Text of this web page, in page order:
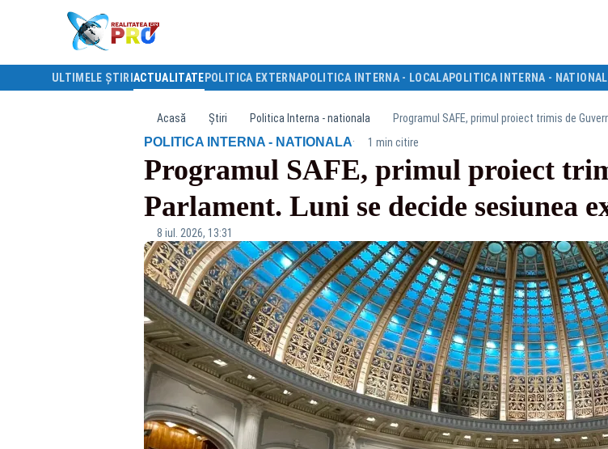
ULTIMELE ȘTIRI ACTUALITATE POLITICA EXTERNAPOLITICA INTERNA - LOCALAPOLITICA INTERNA -
Acasă Știri Politica Interna - nationala Programul SAFE, primul proiect trimis de
POLITICA INTERNA - NATIONALA· 1 min citire
Programul SAFE, primul proiect
Parlament. Luni se decide sesiunea
8 iul. 2026, 13:31